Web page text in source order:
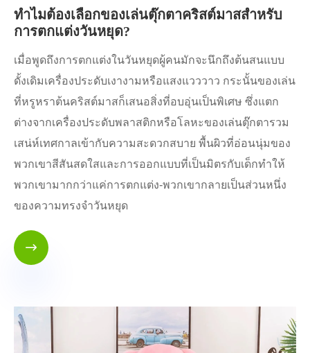
ทำไมต้องเลือกของเล่นตุ๊กตาคริสต์มาสสำหรับ
การตกแต่งวันหยุด?
เมื่อพูดถึงการตกแต่งในวันหยุดผู้คนมักจะนึกถึงต้นสนแบบ
ดั้งเดิมเครื่องประดับเงางามหรือแสงแวววาว กระนั้นของเล่น
ที่หรูหราต้นคริสต์มาสก็เสนอสิ่งที่อบอุ่นเป็นพิเศษ ซึ่งแตก
ต่างจากเครื่องประดับพลาสติกหรือโลหะของเล่นตุ๊กตารวม
เสน่ห์เทศกาลเข้ากับความสะดวกสบาย พื้นผิวที่อ่อนนุ่มของ
พวกเขาสีสันสดใสและการออกแบบที่เป็นมิตรกับเด็กทำให้
พวกเขามากกว่าแค่การตกแต่ง-พวกเขากลายเป็นส่วนหนึ่ง
ของความทรงจำวันหยุด
